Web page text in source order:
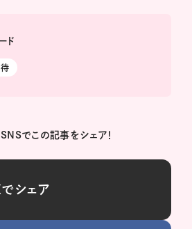
ド
でこの記事をシェア！
シェア